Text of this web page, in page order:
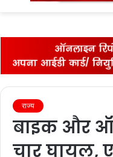
राज्‍य
बाइक और
चार घायल,